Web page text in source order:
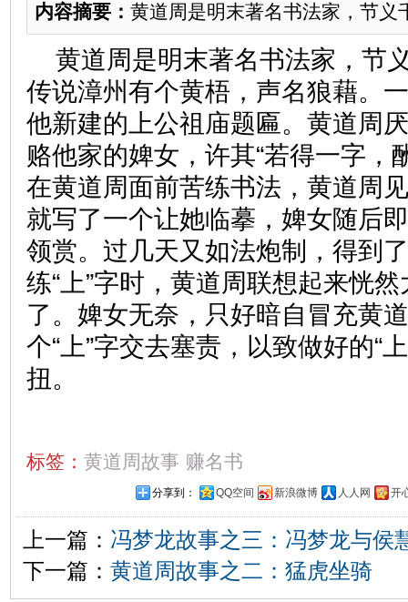
内容摘要： 黄道周是明末著名书法家，节义
黄道周是明末著名书法家，节
传说漳州有个黄梧，声名狼藉。
他新建的上公祖庙题匾。黄道周
赂他家的婢女，许其“若得一字，
在黄道周面前苦练书法，黄道周
就写了一个让她临摹，婢女随后
领赏。过几天又如法炮制，得到
练“上”字时，黄道周联想起来恍
了。婢女无奈，只好暗自冒充黄
个“上”字交去塞责，以致做好的“
扭。
标签： 黄道周故事 赚名书
分享到： QQ空间 新浪微博 人人网 开
上一篇： 冯梦龙故事之三：冯梦龙与侯
下一篇： 黄道周故事之二：猛虎坐骑